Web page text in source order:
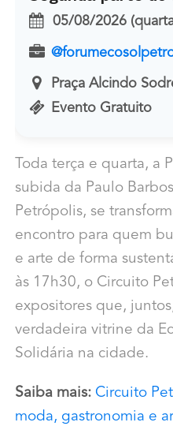
05/08/2026
Praça Alcindo
Evento Gratuito
Toda terça e quarta, a
subida da Paulo
Petrópolis, se
encontro para quem
e arte de forma
às 17h30, o Circuito
expositores que,
verdadeira vitrine da
Solidária na cidade.
Saiba mais: Circuito
moda, gastronomia e